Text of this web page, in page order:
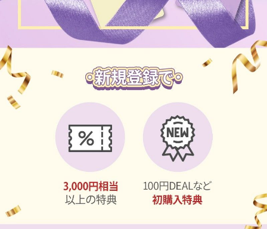
ピンク
乱視用
ケア用品
EYEしてる
カスタマーサービス